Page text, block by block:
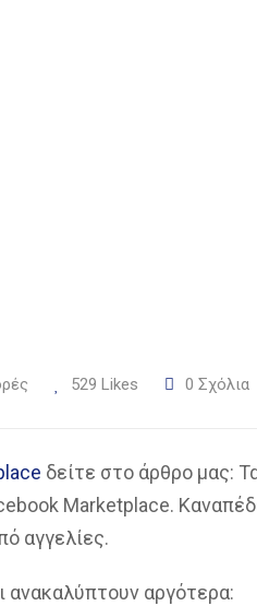
529 Likes 0 Σχόλια
δείτε στο άρθρο μας:
Marketplace.
αγγελίες.
αργότερα: